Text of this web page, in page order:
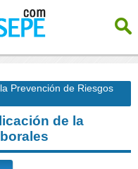
Prevención de Riesgos
de la